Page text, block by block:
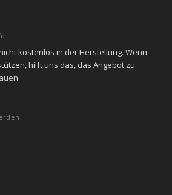
kostenlos in der Herstellung. Wenn
hilft uns das, das Angebot zu